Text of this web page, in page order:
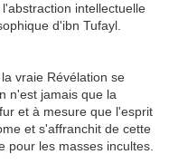
intellectuelle
d'ibn Tufayl.
vraie Révélation se
n'est jamais que la
et à mesure que l'esprit
et s'affranchit de cette
pour les masses incultes.